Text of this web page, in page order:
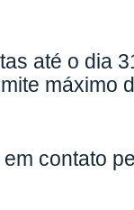
até o dia
máximo
contato